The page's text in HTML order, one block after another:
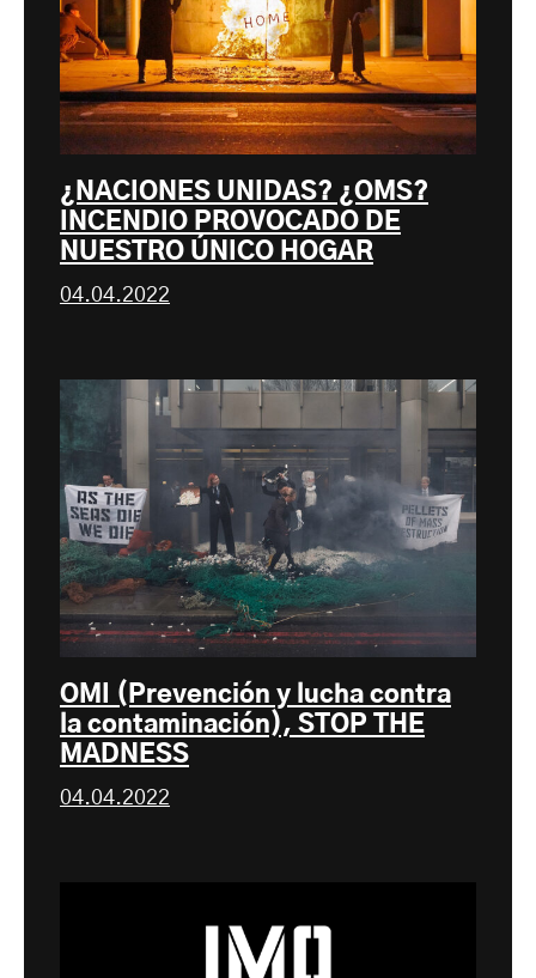
¿NACIONES UNIDAS? ¿OMS?
INCENDIO PROVOCADO DE
NUESTRO ÚNICO HOGAR
04.04.2022
OMI (Prevención y lucha contra
la contaminación), STOP THE
MADNESS
04.04.2022